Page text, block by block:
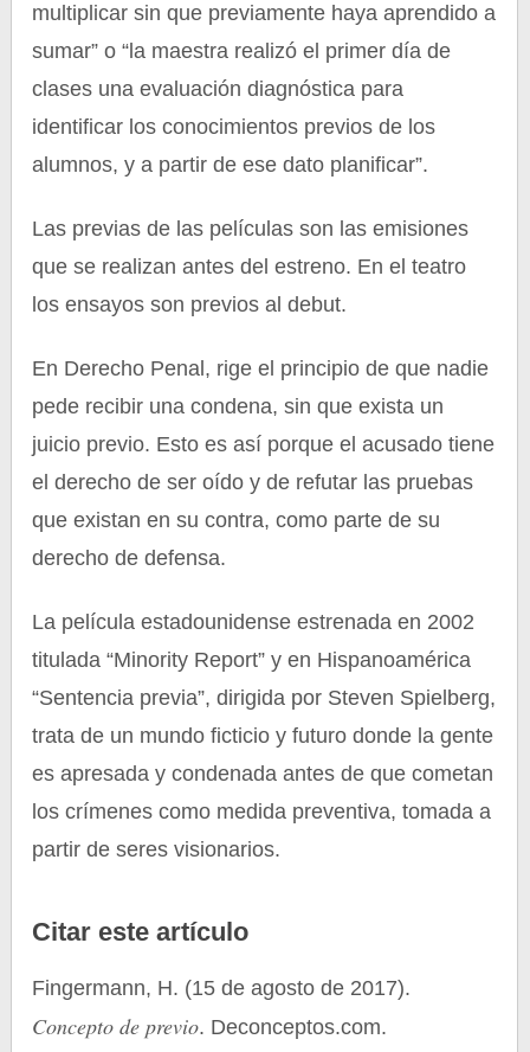
multiplicar sin que previamente haya aprendido a
sumar” o “la maestra realizó el primer día de
clases una evaluación diagnóstica para
identificar los conocimientos previos de los
alumnos, y a partir de ese dato planificar”.
Las previas de las películas son las emisiones
que se realizan antes del estreno. En el teatro
los ensayos son previos al debut.
En Derecho Penal, rige el principio de que nadie
pede recibir una condena, sin que exista un
juicio previo. Esto es así porque el acusado tiene
el derecho de ser oído y de refutar las pruebas
que existan en su contra, como parte de su
derecho de defensa.
La película estadounidense estrenada en 2002
titulada “Minority Report” y en Hispanoamérica
“Sentencia previa”, dirigida por Steven Spielberg,
trata de un mundo ficticio y futuro donde la gente
es apresada y condenada antes de que cometan
los crímenes como medida preventiva, tomada a
partir de seres visionarios.
Citar este artículo
Fingermann, H. (15 de agosto de 2017).
Concepto de previo. Deconceptos.com.